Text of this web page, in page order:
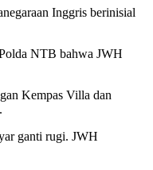
Inggris berinisial
NTB bahwa JWH
Kempas Villa dan
ganti rugi. JWH